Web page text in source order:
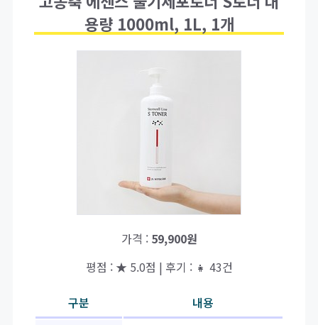
용량 1000ml, 1L, 1개
가격 : 59,900원
평점 : ★ 5.0점 | 후기 : 👧 43건
구분
내용